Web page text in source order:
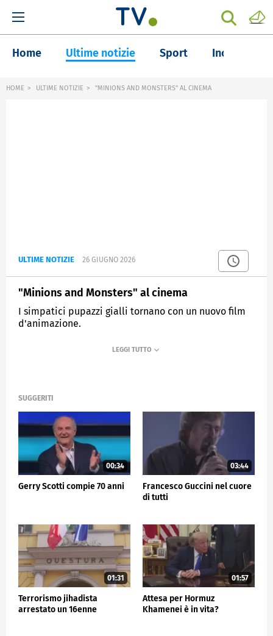
Home Ultime notizie Sport Inchieste
HOME ULTIME NOTIZIE "MINIONS AND MONSTERS" AL CINEMA
ULTIME NOTIZIE 26 GIUGNO 2026
"Minions and Monsters" al cinema
I simpatici pupazzi gialli tornano con un nuovo film
d'animazione.
SUGGERITI
00:34
Gerry Scotti compie 70 anni
03:44
Francesco Guccini nel cuore
di tutti
01:31
Terrorismo jihadista
arrestato un 16enne
01:57
Attesa per Hormuz
Khamenei è in vita?